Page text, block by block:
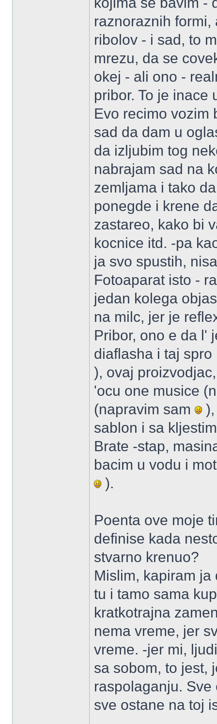
raznoraznih
ribolov - i sad, to
mrezu, da se
okej - ali ono -
pribor. To je inace
Evo recimo vozim
sad da dam u
da izljubim tog
nabrajam sad na
zemljama i tako
ponegde i krene
zastareo, kako bi
kocnice itd. -pa
ja svo spustih,
Fotoaparat isto -
jedan kolega
na milc, jer je
Pribor, ono e da l'
diaflasha i taj
), ovaj
'ocu one musice
(napravim sam
sablon i sa
Brate -stap,
bacim u vodu i
).
Poenta ove moje
definise kada
stvarno krenuo?
Mislim, kapiram
tu i tamo sama
kratkotrajna
nema vreme, jer
vreme. -jer mi,
sa sobom, to jest,
raspolaganju.
sve ostane na toj